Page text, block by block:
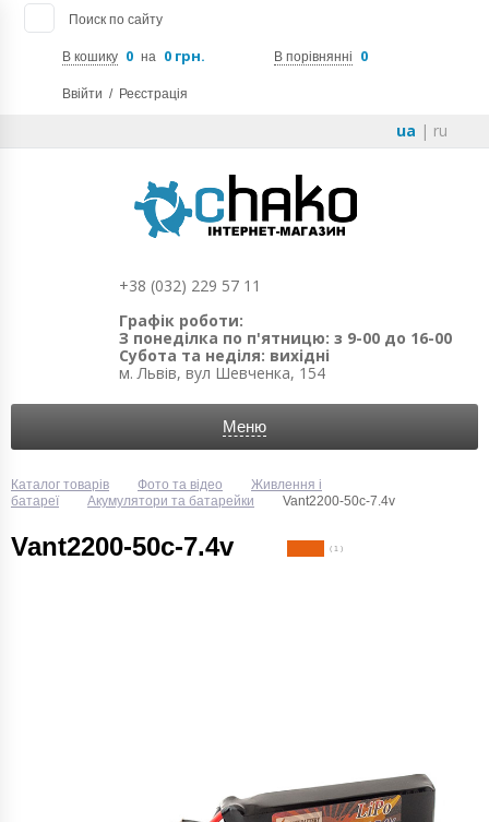
Поиск по сайту
В кошику 0 на 0 грн. В порівнянні 0
Ввійти / Реєстрація
ua | ru
+38 (032) 229 57 11
Графік роботи:
З понеділка по п'ятницю: з 9-00 до 16-00
Субота та неділя: вихідні
м. Львів, вул Шевченка, 154
Меню
Каталог товарів Фото та відео
Живлення і
батареї
Акумулятори та батарейки Vant2200-50c-7.4v
Vant2200-50c-7.4v ( 1 )